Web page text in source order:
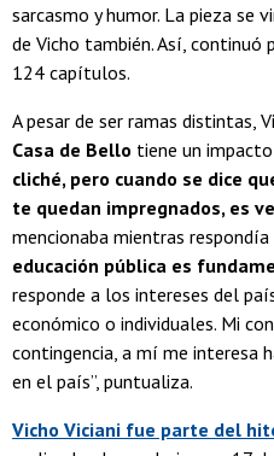
sarcasmo y humor. La pieza se
de Vicho también. Así, continuó
124 capítulos.
A pesar de ser ramas distintas,
Casa de Bello tiene un
cliché, pero cuando se dice
te quedan impregnados, es
mencionaba mientras
educación pública es
responde a los intereses del
económico o individuales. Mi
contingencia, a mí me interesa
en el país”, puntualiza.
Vicho Viciani fue parte del